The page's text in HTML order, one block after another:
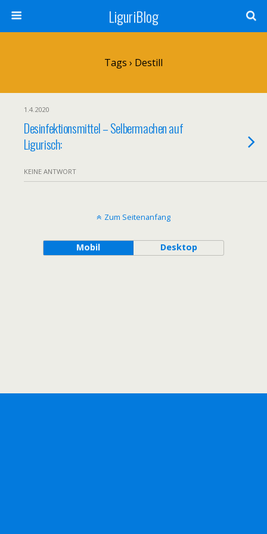
LiguriBlog
Tags › Destill
1.4.2020
Desinfektionsmittel – Selbermachen auf
Ligurisch:
KEINE ANTWORT
Zum Seitenanfang
Mobil Desktop